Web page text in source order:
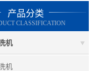
产品分类
CLASSIFICATION
机
机